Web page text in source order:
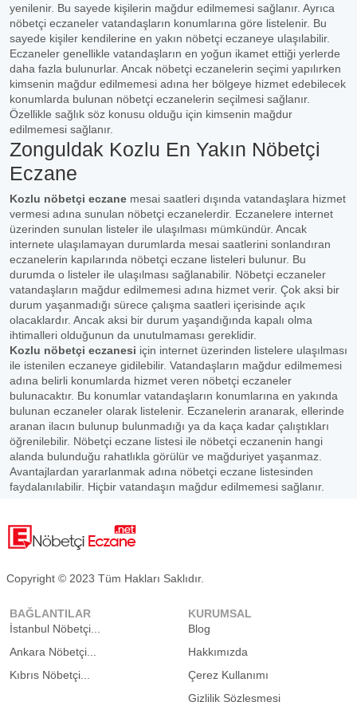
yenilenir. Bu sayede kişilerin mağdur edilmemesi sağlanır. Ayrıca
nöbetçi eczaneler vatandaşların konumlarına göre listelenir. Bu
sayede kişiler kendilerine en yakın nöbetçi eczaneye ulaşılabilir.
Eczaneler genellikle vatandaşların en yoğun ikamet ettiği yerlerde
daha fazla bulunurlar. Ancak nöbetçi eczanelerin seçimi yapılırken
kimsenin mağdur edilmemesi adına her bölgeye hizmet edebilecek
konumlarda bulunan nöbetçi eczanelerin seçilmesi sağlanır.
Özellikle sağlık söz konusu olduğu için kimsenin mağdur
edilmemesi sağlanır.
Zonguldak Kozlu En Yakın Nöbetçi
Eczane
Kozlu nöbetçi eczane mesai saatleri dışında vatandaşlara hizmet
vermesi adına sunulan nöbetçi eczanelerdir. Eczanelere internet
üzerinden sunulan listeler ile ulaşılması mümkündür. Ancak
internete ulaşılamayan durumlarda mesai saatlerini sonlandıran
eczanelerin kapılarında nöbetçi eczane listeleri bulunur. Bu
durumda o listeler ile ulaşılması sağlanabilir. Nöbetçi eczaneler
vatandaşların mağdur edilmemesi adına hizmet verir. Çok aksi bir
durum yaşanmadığı sürece çalışma saatleri içerisinde açık
olacaklardır. Ancak aksi bir durum yaşandığında kapalı olma
ihtimalleri olduğunun da unutulmaması gereklidir.
Kozlu nöbetçi eczanesi için internet üzerinden listelere ulaşılması
ile istenilen eczaneye gidilebilir. Vatandaşların mağdur edilmemesi
adına belirli konumlarda hizmet veren nöbetçi eczaneler
bulunacaktır. Bu konumlar vatandaşların konumlarına en yakında
bulunan eczaneler olarak listelenir. Eczanelerin aranarak, ellerinde
aranan ilacın bulunup bulunmadığı ya da kaça kadar çalıştıkları
öğrenilebilir. Nöbetçi eczane listesi ile nöbetçi eczanenin hangi
alanda bulunduğu rahatlıkla görülür ve mağduriyet yaşanmaz.
Avantajlardan yararlanmak adına nöbetçi eczane listesinden
faydalanılabilir. Hiçbir vatandaşın mağdur edilmemesi sağlanır.
Copyright © 2023 Tüm Hakları Saklıdır.
BAĞLANTILAR
İstanbul Nöbetçi...
Ankara Nöbetçi...
Kıbrıs Nöbetçi...
KURUMSAL
Blog
Hakkımızda
Çerez Kullanımı
Gizlilik Sözleşmesi